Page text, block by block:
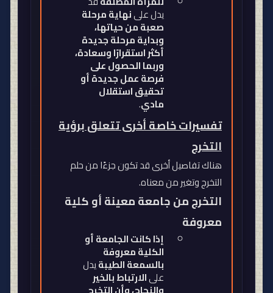
يدل علىنهاية مرحلة
صعبة من حياتها،
وبداية مرحلة جديدة
أكثر استقرارًا وسعادة،
وربما الحصول على
فرصة عمل جديدة أو
تحقيق استقلال
مادي.
تفسيرات خاصة أخرى تتعلق برؤية
التخرج
هناك تفاصيل أخرى قد تكون جزءًا من حلم
التخرج وتغير من معناه.
التخرج من جامعة معينة أو كلية
معروفة
إذا كانت الجامعة أو
الكلية معروفة
بالسمعة الطيبةيدل
علىالارتباط بالخير